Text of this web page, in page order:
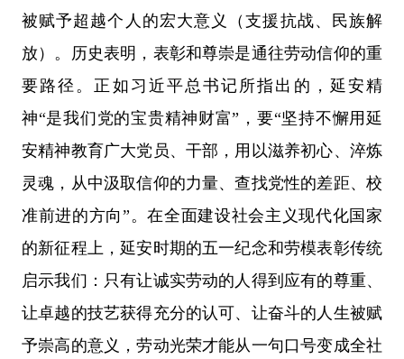
被赋予超越个人的宏大意义（支援抗战、民族解
放）。历史表明，表彰和尊崇是通往劳动信仰的重
要路径。正如习近平总书记所指出的，延安精
神“是我们党的宝贵精神财富”，要“坚持不懈用延
安精神教育广大党员、干部，用以滋养初心、淬炼
灵魂，从中汲取信仰的力量、查找党性的差距、校
准前进的方向”。在全面建设社会主义现代化国家
的新征程上，延安时期的五一纪念和劳模表彰传统
启示我们：只有让诚实劳动的人得到应有的尊重、
让卓越的技艺获得充分的认可、让奋斗的人生被赋
予崇高的意义，劳动光荣才能从一句口号变成全社